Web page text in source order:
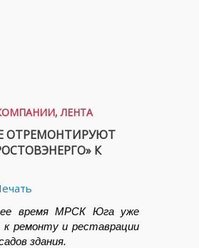
,ЛЕНТА
ОТРЕМОНТИРУЮТ
К
время МРСК Юга уже
к ремонту и реставрации
здания.